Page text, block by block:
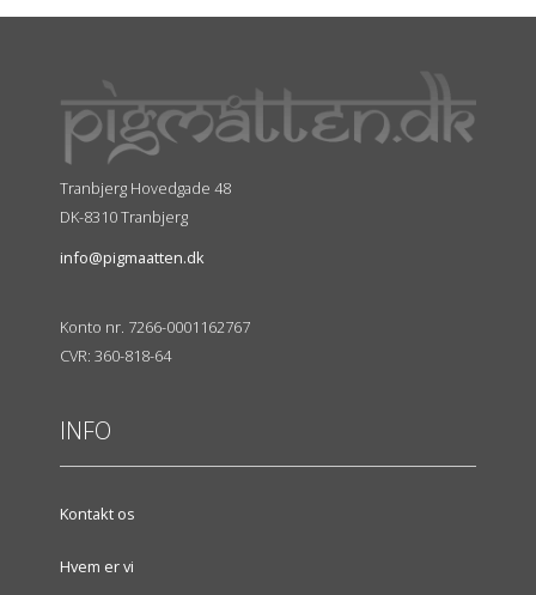
Tranbjerg Hovedgade 48
DK-8310 Tranbjerg
info@pigmaatten.dk
Konto nr. 7266-0001162767
CVR: 360-818-64
INFO
Kontakt os
Hvem er vi